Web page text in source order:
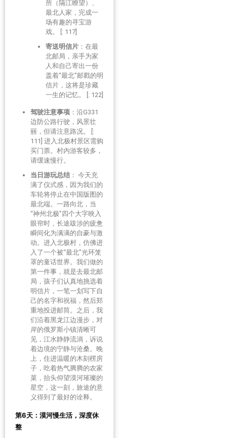
所（隔江瞭望）、
最北人家，完成一
场有趣的寻宝游
戏。 [: 117]
寄送明信片 ：在最
北邮局，亲手为家
人和自己寄出一份
盖着“最北”邮戳的明
信片，这将是珍藏
一生的记忆。 [: 122]
驾驶注意事项 ：沿G331
边防公路行驶，风景壮
丽，但请注意路况。 [:
111] 进入北极村景区需购
买门票。村内游客较多，
请缓速慢行。
当日游玩总结 ： 今天充
满了仪式感，因为我们的
车轮将停止在中国版图的
最北端。一路向北，当
“神州北极”四个大字映入
眼帘时，长途跋涉的疲惫
瞬间化为满满的自豪与激
动。进入北极村，仿佛进
入了一个被“最北”光环笼
罩的童话世界。我们做的
第一件事，就是去最北邮
局，孩子们认真地挑选着
明信片，一笔一划写下自
己的名字和祝福，然后郑
重地投进邮筒。之后，我
们沿着黑龙江边漫步，对
岸的俄罗斯小镇清晰可
见，江水静静流淌，诉说
着边境的宁静与沧桑。晚
上，住进温暖的木刻楞房
子，吃着热气腾腾的农家
菜，抬头仰望漠河璀璨的
星空，这一刻，旅途的意
义得到了最好的诠释。
第6天：漠河慢生活，深度休
整